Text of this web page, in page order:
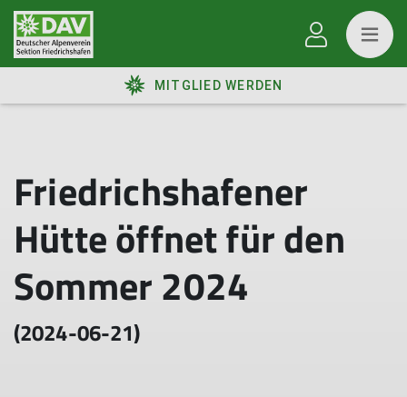
MITGLIED WERDEN
Friedrichshafener
Hütte öffnet für den
Sommer 2024
(2024-06-21)